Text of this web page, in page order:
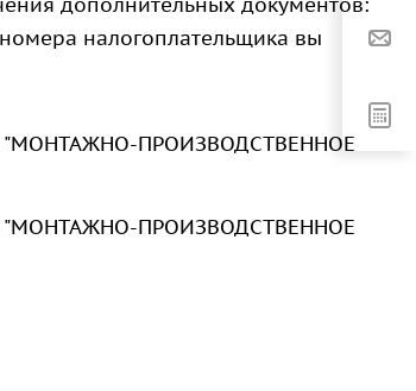
налогоплательщика вы
"МОНТАЖНО-ПРОИЗВОДСТВЕННОЕ
"МОНТАЖНО-ПРОИЗВОДСТВЕННОЕ